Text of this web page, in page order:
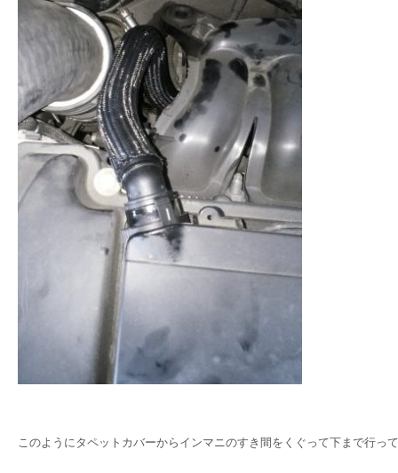
このようにタペットカバーからインマニのすき間をくぐって下まで行っ